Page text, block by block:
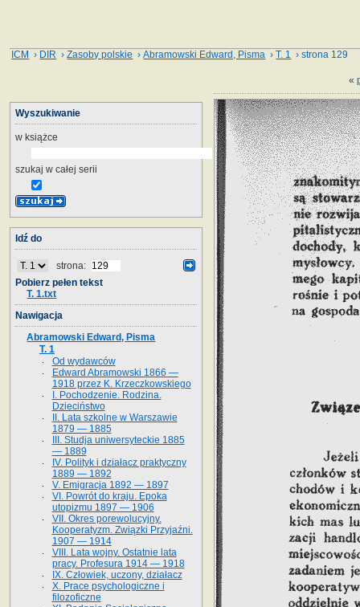
ICM › DIR ›Zasoby polskie ›Abramowski Edward, Pisma ›T. 1 › strona 129
«
Wyszukiwanie
w książce
szukaj w całej serii
Idź do
strona:
Pobierz pełen tekst
T. 1.txt
Nawigacja
Abramowski Edward, Pisma
T. 1
Od wydawców
Edward Abramowski 1866 —
1918 przez K. Krzeczkowskiego
I. Pochodzenie. Rodzina.
Dzieciństwo
II. Lata szkolne w Warszawie
1879 — 1885
III. Studja uniwersyteckie 1885
— 1889
IV. Polityk i działacz praktyczny
1889 — 1892
V. Emigracja 1892 — 1897
VI. Powrót do kraju. Epoka
utopizmu 1897 — 1906
VII. Okres porewolucyjny.
Kooperatyzm. Związki Przyjaźni.
1907 — 1914
VIII. Lata wojny. Ostatnie lata
pracy. Profesura 1914 — 1918
IX. Człowiek, uczony, działacz
X. Prace psychologiczne i
filozoficzne